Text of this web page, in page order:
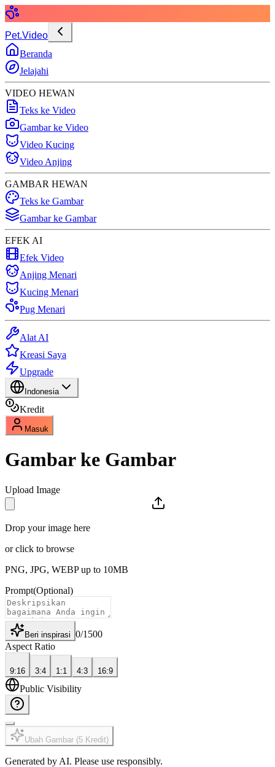
Pet.Video
Beranda
Jelajahi
VIDEO HEWAN
Teks ke Video
Gambar ke Video
Video Kucing
Video Anjing
GAMBAR HEWAN
Teks ke Gambar
Gambar ke Gambar
EFEK AI
Efek Video
Anjing Menari
Kucing Menari
Pug Menari
Alat AI
Kreasi Saya
Upgrade
Indonesia
Kredit
Masuk
Gambar ke Gambar
Upload Image
Drop your image here
or click to browse
PNG, JPG, WEBP up to 10MB
Prompt(Optional)
Beri inspirasi 0/1500
Aspect Ratio
9:16 3:4 1:1 4:3 16:9
Public Visibility
Ubah Gambar (5 Kredit)
Generated by AI. Please use responsibly.